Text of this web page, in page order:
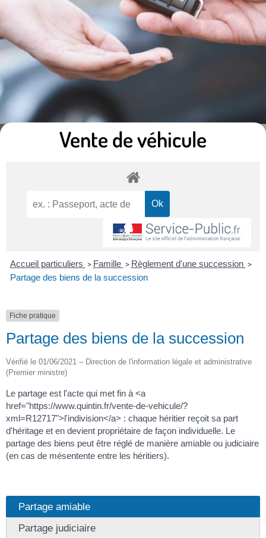
Vente de véhicule
Accueil particuliers > Famille > Règlement d'une succession >
Partage des biens de la succession
Fiche pratique
Partage des biens de la succession
Vérifié le 01/06/2021 – Direction de l'information légale et administrative
(Premier ministre)
Le partage est l'acte qui met fin à <a
href="https://www.quintin.fr/vente-de-vehicule/?
xml=R12717">l'indivision</a> : chaque héritier reçoit sa part
d'héritage et en devient propriétaire de façon individuelle. Le
partage des biens peut être réglé de manière amiable ou judiciaire
(en cas de mésentente entre les héritiers).
Partage amiable
Partage judiciaire